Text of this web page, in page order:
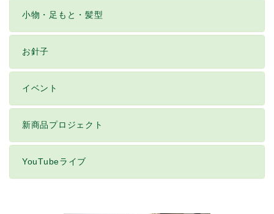
小物・足もと・髪型
お針子
イベント
新商品プロジェクト
YouTubeライブ